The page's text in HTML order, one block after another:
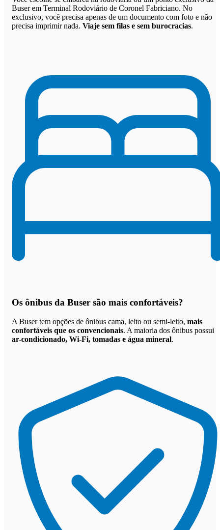
Buser em Terminal Rodoviário de Coronel Fabriciano. No
exclusivo, você precisa apenas de um documento com foto e não
precisa imprimir nada. Viaje sem filas e sem burocracias.
Os ônibus da Buser são mais confortáveis?
A Buser tem opções de ônibus cama, leito ou semi-leito, mais
confortáveis que os convencionais. A maioria dos ônibus possui
ar-condicionado, Wi-Fi, tomadas e água mineral.